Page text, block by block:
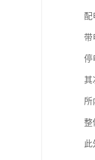
配
带
停
其
所
整
此